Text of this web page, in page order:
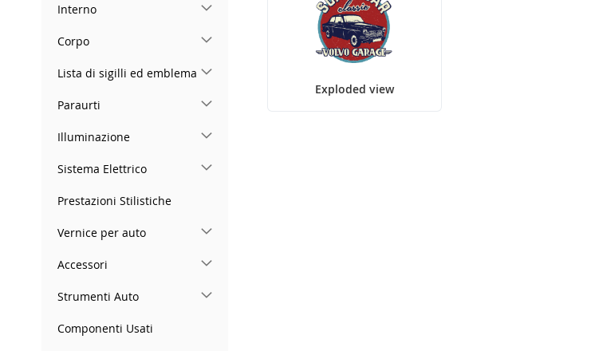
Exploded view
Interno
Corpo
Lista di sigilli ed emblema
Paraurti
Illuminazione
Sistema Elettrico
Prestazioni Stilistiche
Vernice per auto
Accessori
Strumenti Auto
Componenti Usati